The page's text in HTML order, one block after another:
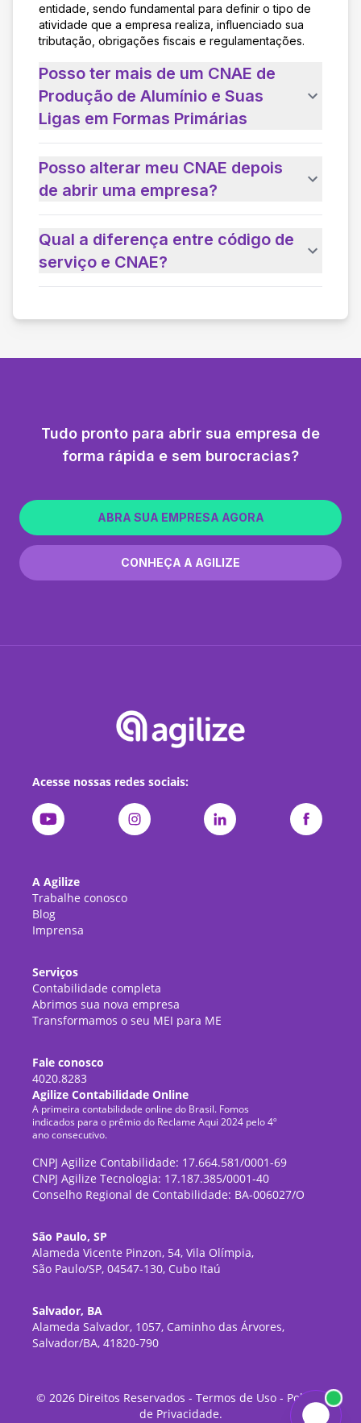
entidade, sendo fundamental para definir o tipo de
atividade que a empresa realiza, influenciado sua
tributação, obrigações fiscais e regulamentações.
Posso ter mais de um CNAE de
Produção de Alumínio e Suas
Ligas em Formas Primárias
Posso alterar meu CNAE depois
de abrir uma empresa?
Qual a diferença entre código de
serviço e CNAE?
Tudo pronto para abrir sua empresa de
forma rápida e sem burocracias?
ABRA SUA EMPRESA AGORA
CONHEÇA A AGILIZE
Acesse nossas redes sociais:
A Agilize
Trabalhe conosco
Blog
Imprensa
Serviços
Contabilidade completa
Abrimos sua nova empresa
Transformamos o seu MEI para ME
Fale conosco
4020.8283
Agilize Contabilidade Online
A primeira contabilidade online do Brasil. Fomos
indicados para o prêmio do Reclame Aqui 2024 pelo 4º
ano consecutivo.
CNPJ Agilize Contabilidade: 17.664.581/0001-69
CNPJ Agilize Tecnologia: 17.187.385/0001-40
Conselho Regional de Contabilidade: BA-006027/O
São Paulo, SP
Alameda Vicente Pinzon, 54, Vila Olímpia,
São Paulo/SP, 04547-130, Cubo Itaú
Salvador, BA
Alameda Salvador, 1057, Caminho das Árvores,
Salvador/BA, 41820-790
© 2026Direitos Reservados - Termos de Uso- Política
de Privacidade.